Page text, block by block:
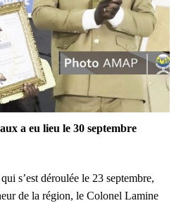
a eu lieu le 30 septembre
s’est déroulée le 23 septembre,
de la région, le Colonel Lamine